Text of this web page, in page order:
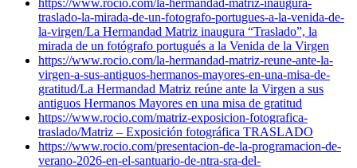
https://www.rocio.com/la-hermandad-matriz-inaugura-
traslado-la-mirada-de-un-fotografo-portugues-a-la-venida-de-
la-virgen/La Hermandad Matriz inaugura “Traslado”, la
mirada de un fotógrafo portugués a la Venida de la Virgen
https://www.rocio.com/la-hermandad-matriz-reune-ante-la-
virgen-a-sus-antiguos-hermanos-mayores-en-una-misa-de-
gratitud/La Hermandad Matriz reúne ante la Virgen a sus
antiguos Hermanos Mayores en una misa de gratitud
https://www.rocio.com/matriz-exposicion-fotografica-
traslado/Matriz – Exposición fotográfica TRASLADO
https://www.rocio.com/presentacion-de-la-programacion-de-
verano-2026-en-el-santuario-de-ntra-sra-del-